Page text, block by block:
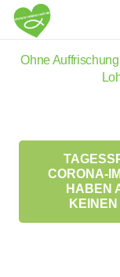
Ohne
CORONA-
HABEN